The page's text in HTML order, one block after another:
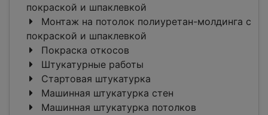
покраской и шпаклевкой
Монтаж на потолок полиуретан-молдинга c
покраской и шпаклевкой
Покраска откосов
Штукатурные работы
Стартовая штукатурка
Машинная штукатурка стен
Машинная штукатурка потолков